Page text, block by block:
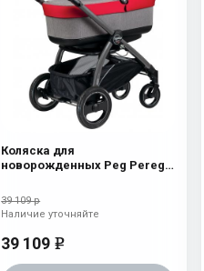
Коляска для
новорожденных Peg Perego
Tulip
39 109 р
39 109 e
Наличие уточняйте